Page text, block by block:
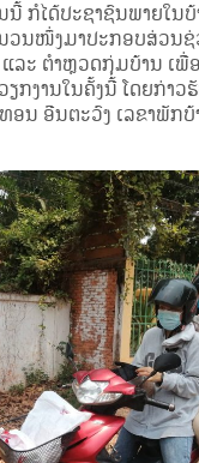
ນີ້ ກໍໄດ້ປະຊາຊົນພາຍໃນ
ນວນໜຶ່ງມາປະກອບສ່ວນ
ລະ ຕຳຫຼວດກຸ່ມບ້ານ ເພື່ອ
ກງານໃນຄັ້ງນີ້ ໂດຍກ່າວ
ອນ ອີນຕະວົງ ເລຂາພັກບ້